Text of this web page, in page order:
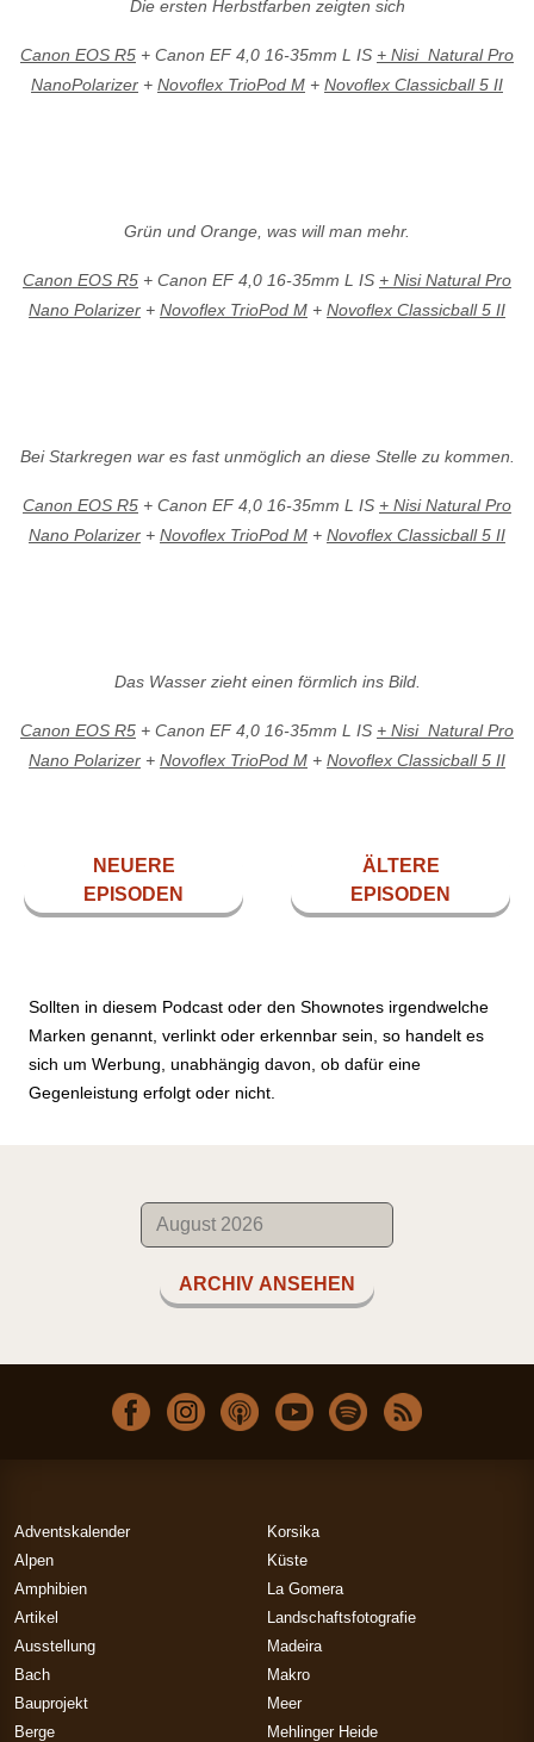
Die ersten Herbstfarben zeigten sich
Canon EOS R5 + Canon EF 4,0 16-35mm L IS + Nisi Natural Pro
NanoPolarizer + Novoflex TrioPod M + Novoflex Classicball 5 II
Grün und Orange, was will man mehr.
Canon EOS R5 + Canon EF 4,0 16-35mm L IS + Nisi Natural Pro
Nano Polarizer + Novoflex TrioPod M + Novoflex Classicball 5 II
Bei Starkregen war es fast unmöglich an diese Stelle zu kommen.
Canon EOS R5 + Canon EF 4,0 16-35mm L IS + Nisi Natural Pro
Nano Polarizer + Novoflex TrioPod M + Novoflex Classicball 5 II
Das Wasser zieht einen förmlich ins Bild.
Canon EOS R5 + Canon EF 4,0 16-35mm L IS + Nisi Natural Pro
Nano Polarizer + Novoflex TrioPod M + Novoflex Classicball 5 II
NEUERE
EPISODEN
ÄLTERE
EPISODEN
Sollten in diesem Podcast oder den Shownotes irgendwelche
Marken genannt, verlinkt oder erkennbar sein, so handelt es
sich um Werbung, unabhängig davon, ob dafür eine
Gegenleistung erfolgt oder nicht.
ARCHIV ANSEHEN
Adventskalender
Alpen
Amphibien
Artikel
Ausstellung
Bach
Bauprojekt
Berge
Korsika
Küste
La Gomera
Landschaftsfotografie
Madeira
Makro
Meer
Mehlinger Heide